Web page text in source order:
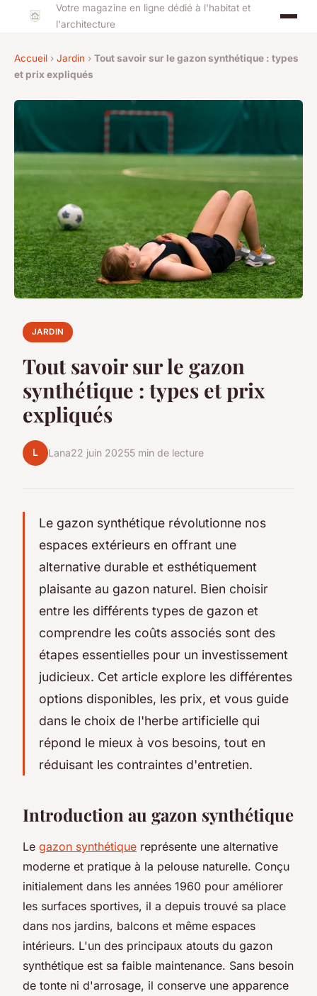
Votre magazine en ligne dédié à l'habitat et
l'architecture
Accueil › Jardin › Tout savoir sur le gazon synthétique : types
et prix expliqués
JARDIN
Tout savoir sur le gazon
synthétique : types et prix
expliqués
L Lana22 juin 20255 min de lecture
Le gazon synthétique révolutionne nos
espaces extérieurs en offrant une
alternative durable et esthétiquement
plaisante au gazon naturel. Bien choisir
entre les différents types de gazon et
comprendre les coûts associés sont des
étapes essentielles pour un investissement
judicieux. Cet article explore les différentes
options disponibles, les prix, et vous guide
dans le choix de l'herbe artificielle qui
répond le mieux à vos besoins, tout en
réduisant les contraintes d'entretien.
Introduction au gazon synthétique
Le gazon synthétique représente une alternative
moderne et pratique à la pelouse naturelle. Conçu
initialement dans les années 1960 pour améliorer
les surfaces sportives, il a depuis trouvé sa place
dans nos jardins, balcons et même espaces
intérieurs. L'un des principaux atouts du gazon
synthétique est sa faible maintenance. Sans besoin
de tonte ni d'arrosage, il conserve une apparence